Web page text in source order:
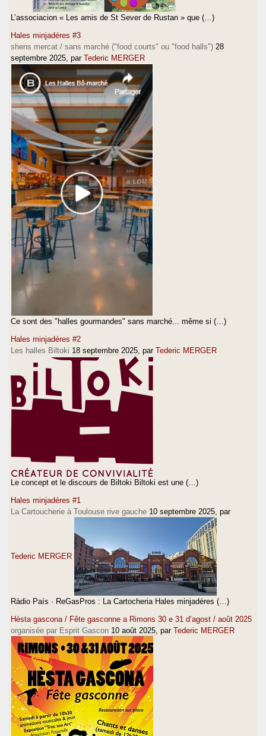
L’associacion « Les amis de St Sever de Rustan » que (…)
Hales minjadéres #3
shens mercat / sans marché ("food courts" ou "food halls") 28
septembre 2025 , par Tederic MERGER
Ce sont des "halles gourmandes" sans marché... même si (…)
Hales minjadéres #2
Les halles Biltoki 18 septembre 2025 , par Tederic MERGER
Le concept et le discours de Biltoki Biltoki est une (…)
Hales minjadéres #1
La Cartoucherie à Toulouse rive gauche 10 septembre 2025 , par
Tederic MERGER
Ràdio País · ReGasPros : La Cartocheria Hales minjadéres (…)
Hèsta gascona / Fête gasconne a Rimons 30 e 31 d’agost / août 2025
organisée par Esprit Gascon 10 août 2025 , par Tederic MERGER